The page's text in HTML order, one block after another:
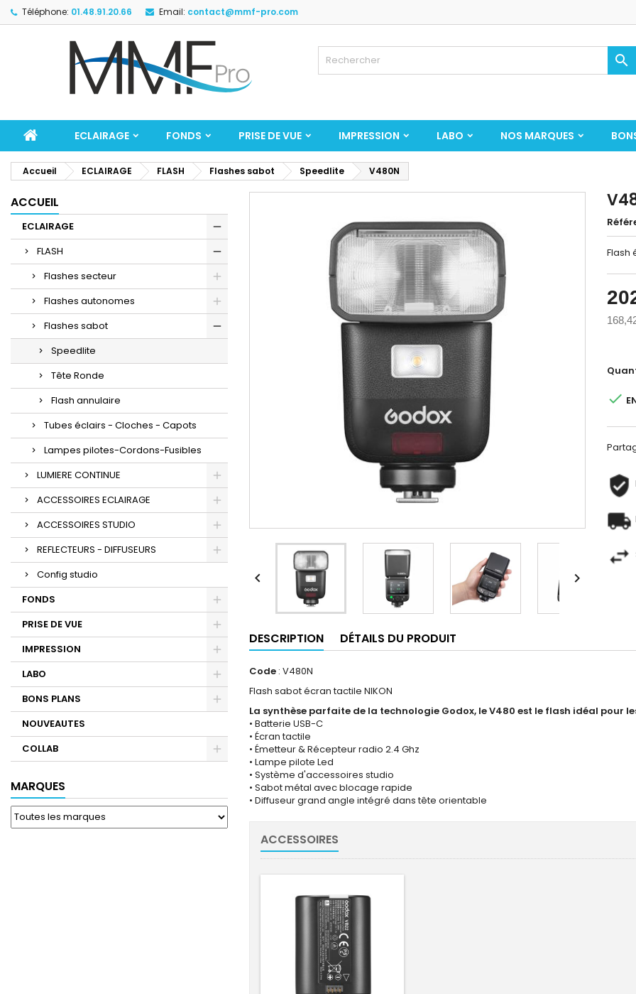
Téléphone: 01.48.91.20.66 Email: contact@mmf-pro.com

ECLAIRAGE FONDS PRISE DE VUE IMPRESSION LABO NOS MARQUES
Accueil ECLAIRAGE FLASH Flashes sabot Speedlite V480N
ACCUEIL
ECLAIRAGE
FLASH
Flashes secteur
Flashes autonomes
Flashes sabot
Speedlite
Tête Ronde
Flash annulaire
Tubes éclairs - Cloches - Capots
Lampes pilotes-Cordons-Fusibles
LUMIERE CONTINUE
ACCESSOIRES ECLAIRAGE
ACCESSOIRES STUDIO
REFLECTEURS - DIFFUSEURS
Config studio
FONDS
PRISE DE VUE
IMPRESSION
LABO
BONS PLANS
NOUVEAUTES
COLLAB
MARQUES
 
Flash

DESCRIPTION DÉTAILS DU PRODUIT
Code : V480N
Flash sabot écran tactile NIKON
La synthèse parfaite de la technologie Godox, le V480 est le flash idéal pour
• Batterie USB-C
• Écran tactile
• Émetteur & Récepteur radio 2.4 Ghz
• Lampe pilote Led
• Système d'accessoires studio
• Sabot métal avec blocage rapide
• Diffuseur grand angle intégré dans tête orientable
ACCESSOIRES